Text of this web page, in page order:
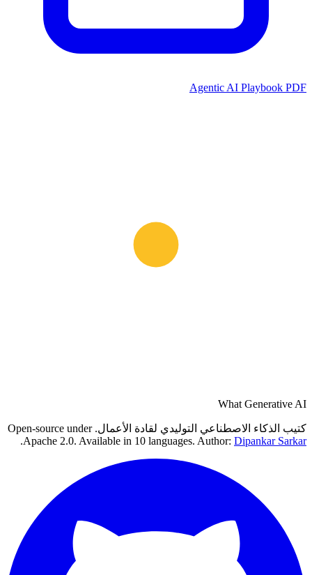
Agentic AI Playbook PDF
What Generative AI
كتيب الذكاء الاصطناعي التوليدي لقادة الأعمال. Open-source under
Apache 2.0. Available in 10 languages. Author: Dipankar Sarkar
.